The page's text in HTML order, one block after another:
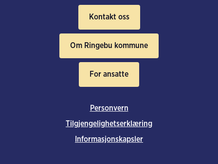
Kontakt oss
Om Ringebu kommune
For ansatte
Personvern
Tilgjengelighetserklæring
Informasjonskapsler